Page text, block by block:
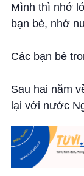
Mình thì nhớ
bạn bè, nhớ
Các bạn bè
Sau hai năm
lại với nước